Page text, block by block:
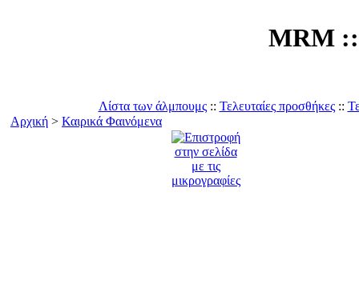
MRM
Λίστα των άλμπουμς:: Τελευταίες προσθήκες::
Αρχική > Καιρικά Φαινόμενα